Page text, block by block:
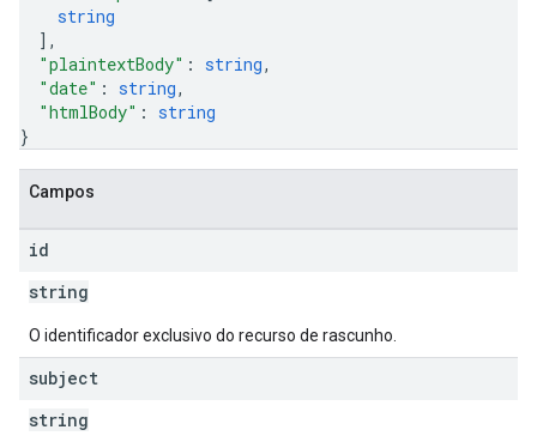
string
] ,
"plaintextBody" : string,
"date" : string,
"htmlBody" : string
}
Campos
id
string
O identificador exclusivo do recurso de rascunho.
subject
string